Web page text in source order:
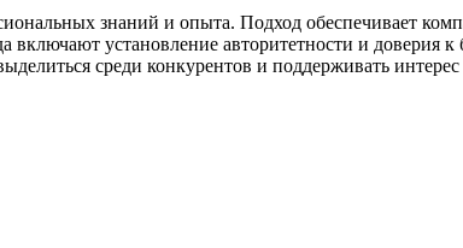
знаний и опыта. Подход обеспечивает
установление авторитетности и доверия
среди конкурентов и поддерживать